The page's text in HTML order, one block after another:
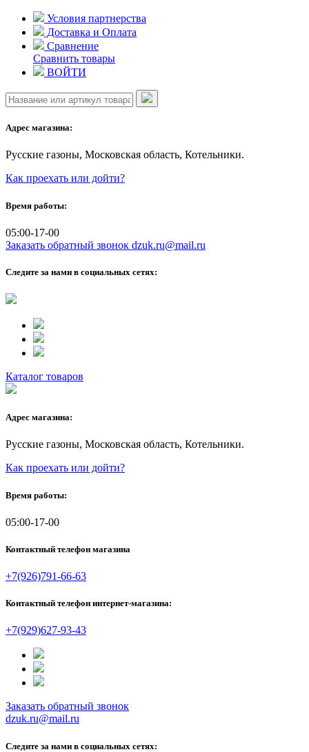
Skip
content
Условия партнерства
Доставка и Оплата
Сравнение
Сравнить товары
ВОЙТИ
Адрес магазина:
Русские газоны, Московская область, Котельники.
Как проехать или дойти?
Время работы:
05:00-17-00
Заказать обратный звонок dzuk.ru@mail.ru
Следите за нами в социальных сетях:
Каталог товаров
Адрес магазина:
Русские газоны, Московская область, Котельники.
Как проехать или дойти?
Время работы:
05:00-17-00
Контактный телефон магазина
+7(926)791-66-63
Контактный телефон интернет-магазина:
+7(929)627-93-43
Заказать обратный звонок
dzuk.ru@mail.ru
Следите за нами в социальных сетях: